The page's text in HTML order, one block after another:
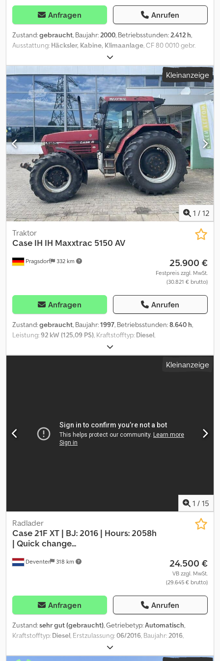
Anfragen Anrufen
Zustand:gebraucht, Baujahr:2000, Betriebsstunden:2.412 h,
Ausstattung: Häcksler, Kabine, Klimaanlage, CF 80 0010 gebr.
Case CF 80 Mähdrescher 0020 hydr. Fahrantrieb 0030 autom.
AHK 0040 Kabine mit Klimaanlage 0050 Heizung 0060 Terminal
0070 Verlustanzeige 0080 Arbeitsscheinwerfer vorne+hinten
Halogen 0090 Spreuverteiler 0100 Strohhäcksler 0110
Reversiereinrichtung 0120 Bereifung vorne: 650/75 R32 0130
Bereifung hinten: 480/70 R24 GS 690 Case Getreideschneidwerk
Arbeitsbreite 6,60 m Dkodeyvl Avjpfx Apcer automatische
Bodenanpassung Raps-Seitenmesser rechts/links
Rapstischverlängerung Transportwagen
Kleinanzeige
1 / 12
Pragsdorf 332 km
Traktor
Case IH IH Maxxtrac 5150 AV
25.900 €
Festpreis zzgl. MwSt.
(30.821 € brutto)
Anfragen Anrufen
Zustand:gebraucht, Baujahr:1997, Betriebsstunden:8.640 h,
Leistung:92 kW (125,09 PS), Kraftstofftyp: Diesel,
40 km/h, Vorderreifengröße:
| 80%, Hinterreifengröße:600/65R38 | 80%, Reifengröße:
Allradantrieb,
6Betriebsstunden: 8640Erstzulassung: 06.1997Fabrikat:
MichelinFrontkraftheber: jaFrontzapfwelle: jaGeschwindigkeit: 40
km/hHeizung: jaLuft. Sitz: jaOberlenker: mechanischReifen-h:
Kleinanzeige
1 / 15
Deventer 318 km
Radlader
Case21F XT | BJ: 2016 | Hours: 2058h
| Quick change...
24.500 €
VB zzgl. MwSt.
(29.645 € brutto)
Anfragen Anrufen
Zustand:sehr gut (gebraucht), Getriebetyp:Automatisch,
Kraftstofftyp: Diesel, Erstzulassung:06/2016, Baujahr:2016,
, Ausstattung:
Optionen und Zubehör = Dkjdpfxszp N Ums Apcer -